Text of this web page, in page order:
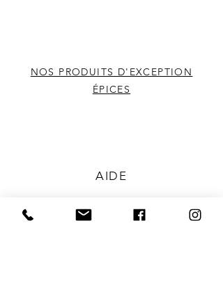
NOS PRODUITS D'EXCEPTION
ÉPICES
AIDE